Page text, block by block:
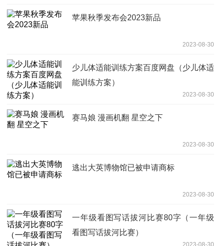
苹果秋季发布会2023新品
2023-08-30
少儿体适能训练方案百度网盘（少儿体适
能训练方案）
2023-08-30
赛马娘 漫画机翻 星空之下
2023-08-30
逃出大英博物馆已被申请商标
2023-08-30
一年级看图写话拔河比赛80字（一年级
看图写话拔河比赛）
2023-08-30